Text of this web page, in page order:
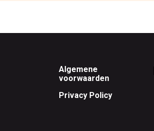
Footer
Algemene
voorwaarden
Privacy Policy